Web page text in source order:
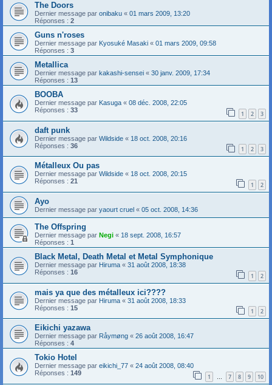
The Doors
Dernier message par onibaku « 01 mars 2009, 13:20
Réponses : 2
Guns n'roses
Dernier message par Kyosuké Masaki « 01 mars 2009, 09:58
Réponses : 3
Metallica
Dernier message par kakashi-sensei « 30 janv. 2009, 17:34
Réponses : 13
BOOBA
Dernier message par Kasuga « 08 déc. 2008, 22:05
Réponses : 33 1 2 3
daft punk
Dernier message par Wildside « 18 oct. 2008, 20:16
Réponses : 36 1 2 3
Métalleux Ou pas
Dernier message par Wildside « 18 oct. 2008, 20:15
Réponses : 21 1 2
Ayo
Dernier message par yaourt cruel « 05 oct. 2008, 14:36
The Offspring
Dernier message par Negi « 18 sept. 2008, 16:57
Réponses : 1
Black Metal, Death Metal et Metal Symphonique
Dernier message par Hiruma « 31 août 2008, 18:38
Réponses : 16 1 2
mais ya que des métalleux ici????
Dernier message par Hiruma « 31 août 2008, 18:33
Réponses : 15 1 2
Eikichi yazawa
Dernier message par Råymøng « 26 août 2008, 16:47
Réponses : 4
Tokio Hotel
Dernier message par eikichi_77 « 24 août 2008, 08:40
Réponses : 149 1 … 7 8 9 10